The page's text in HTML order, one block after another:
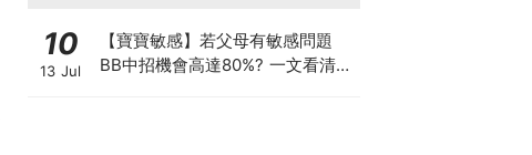
10
13 Jul
【寶寶敏感】若父母有敏感問題
BB中招機會高達80%? 一文看清預